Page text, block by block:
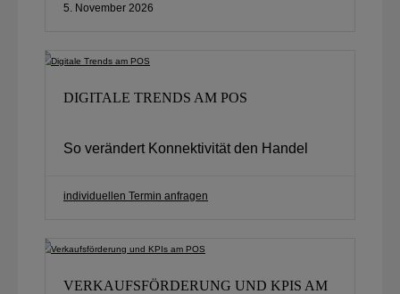
5. November 2026
DIGITALE TRENDS AM POS
So verändert Konnektivität den Handel
individuellen Termin anfragen
VERKAUFSFÖRDERUNG UND KPIS AM